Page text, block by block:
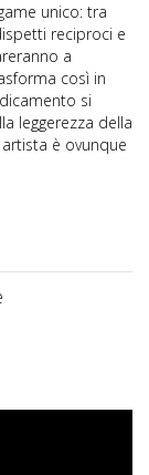
unico: tra
reciproci e
a
così in
si
leggerezza della
è ovunque